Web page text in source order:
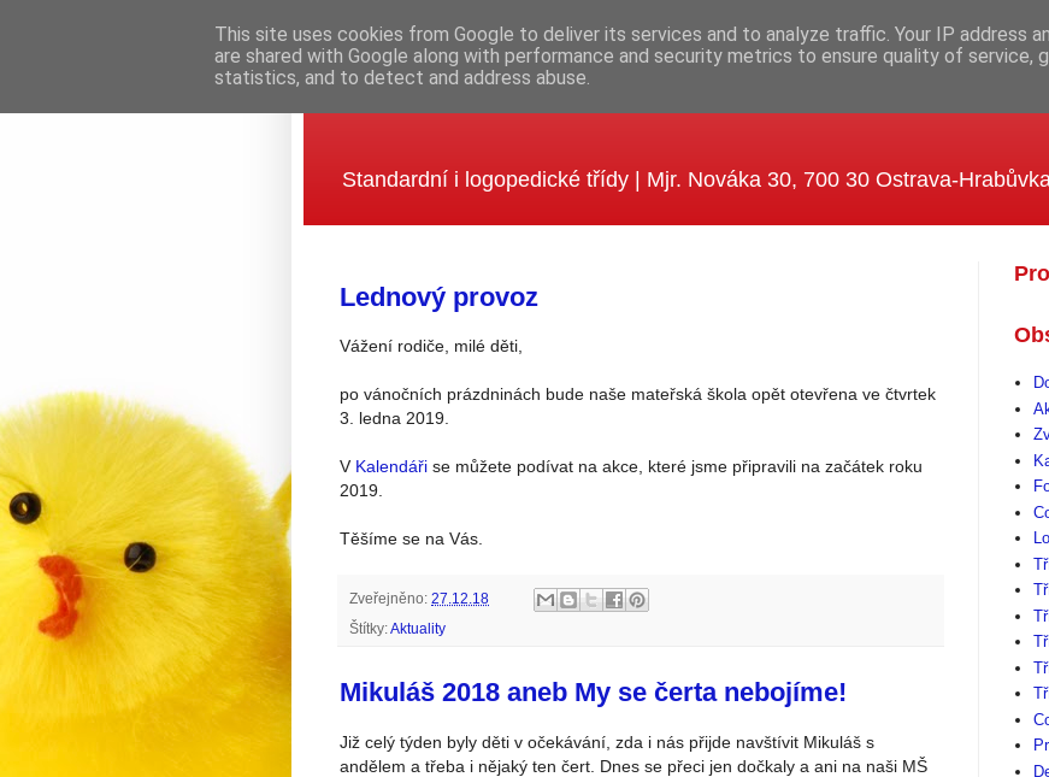
Mateřská škola MUDr. Emílie Lukášové a
Standardní i logopedické třídy | Mjr. Nováka 30, 700 30 Ostrava-
Lednový provoz
Vážení rodiče, milé děti,
po vánočních prázdninách bude naše mateřská škola opět otevřena ve čtvrtek
3. ledna 2019.
V Kalendáři se můžete podívat na akce, které jsme připravili na začátek roku
2019.
Těšíme se na Vás.
Zveřejněno: 27.12.18
Štítky:Aktuality
Mikuláš 2018 aneb My se čerta nebojíme!
Již celý týden byly děti v očekávání, zda i nás přijde navštívit Mikuláš s
andělem a třeba i nějaký ten čert. Dnes se přeci jen dočkaly a ani na naši MŠ
This site uses cookies from Google to deliver its services and to analyze traffic. Your IP address
are shared with Google along with performance and security metrics to ensure quality of service,
statistics, and to detect and address abuse.